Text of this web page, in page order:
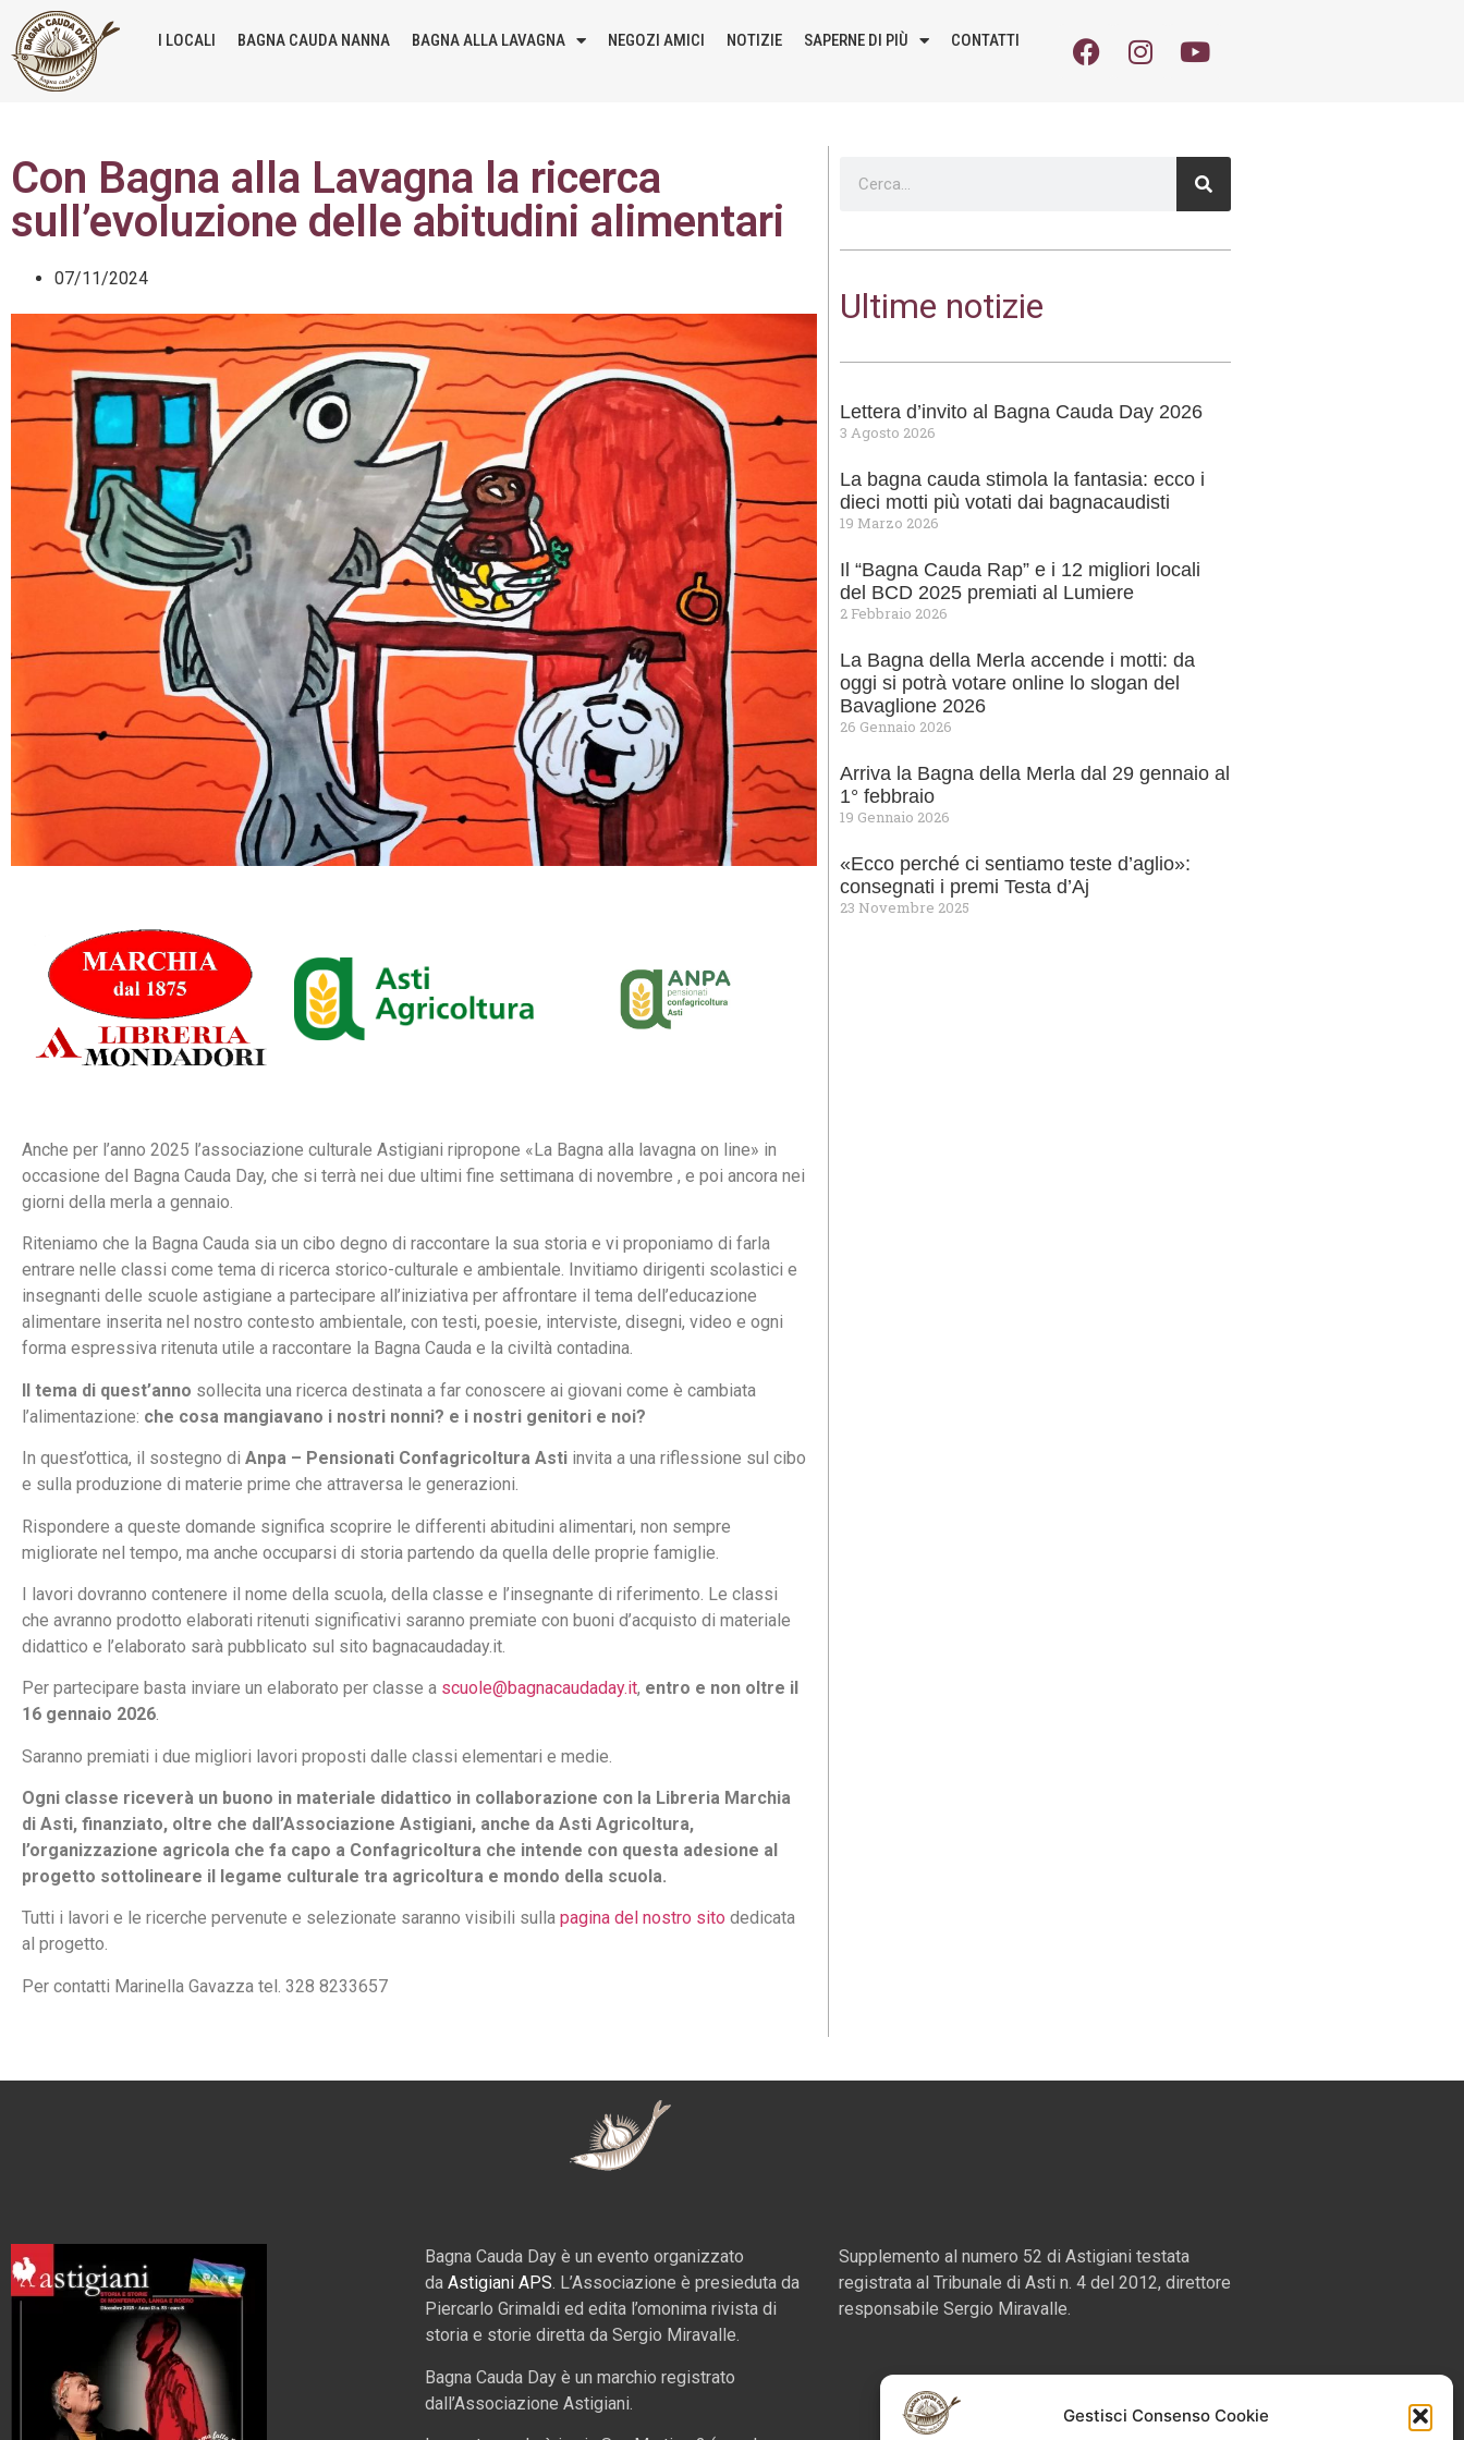
Gestisci Consenso Cookie
I LOCALI BAGNA CAUDA NANNA BAGNA ALLA LAVAGNA NEGOZI AMICI NOTIZIE SAPERNE DI PIÙ CONTATTI
Con Bagna alla Lavagna la ricerca
sull’evoluzione delle abitudini alimentari
07/11/2024
Anche per l’anno 2025 l’associazione culturale Astigiani ripropone «La Bagna alla lavagna on line» in
occasione del Bagna Cauda Day, che si terrà nei due ultimi fine settimana di novembre , e poi ancora nei
giorni della merla a gennaio.
Riteniamo che la Bagna Cauda sia un cibo degno di raccontare la sua storia e vi proponiamo di farla
entrare nelle classi come tema di ricerca storico-culturale e ambientale. Invitiamo dirigenti scolastici e
insegnanti delle scuole astigiane a partecipare all’iniziativa per affrontare il tema dell’educazione
alimentare inserita nel nostro contesto ambientale, con testi, poesie, interviste, disegni, video e ogni
forma espressiva ritenuta utile a raccontare la Bagna Cauda e la civiltà contadina.
Il tema di quest’anno sollecita una ricerca destinata a far conoscere ai giovani come è cambiata
l’alimentazione: che cosa mangiavano i nostri nonni? e i nostri genitori e noi?
In quest’ottica, il sostegno di Anpa – Pensionati Confagricoltura Asti invita a una riflessione sul cibo
e sulla produzione di materie prime che attraversa le generazioni.
Rispondere a queste domande significa scoprire le differenti abitudini alimentari, non sempre
migliorate nel tempo, ma anche occuparsi di storia partendo da quella delle proprie famiglie.
I lavori dovranno contenere il nome della scuola, della classe e l’insegnante di riferimento. Le classi
che avranno prodotto elaborati ritenuti significativi saranno premiate con buoni d’acquisto di materiale
didattico e l’elaborato sarà pubblicato sul sito bagnacaudaday.it.
Per partecipare basta inviare un elaborato per classe a scuole@bagnacaudaday.it, entro e non oltre il
16 gennaio 2026.
Saranno premiati i due migliori lavori proposti dalle classi elementari e medie.
Ogni classe riceverà un buono in materiale didattico in collaborazione con la Libreria Marchia
di Asti, finanziato, oltre che dall’Associazione Astigiani, anche da Asti Agricoltura,
l’organizzazione agricola che fa capo a Confagricoltura che intende con questa adesione al
progetto sottolineare il legame culturale tra agricoltura e mondo della scuola.
Tutti i lavori e le ricerche pervenute e selezionate saranno visibili sulla pagina del nostro sito dedicata
al progetto.
Per contatti Marinella Gavazza tel. 328 8233657
Ultime notizie
Lettera d’invito al Bagna Cauda Day 2026
3 Agosto 2026
La bagna cauda stimola la fantasia: ecco i
dieci motti più votati dai bagnacaudisti
19 Marzo 2026
Il “Bagna Cauda Rap” e i 12 migliori locali
del BCD 2025 premiati al Lumiere
2 Febbraio 2026
La Bagna della Merla accende i motti: da
oggi si potrà votare online lo slogan del
Bavaglione 2026
26 Gennaio 2026
Arriva la Bagna della Merla dal 29 gennaio al
1° febbraio
19 Gennaio 2026
«Ecco perché ci sentiamo teste d’aglio»:
consegnati i premi Testa d’Aj
23 Novembre 2025
Bagna Cauda Day è un evento organizzato
da Astigiani APS. L’Associazione è presieduta da
Piercarlo Grimaldi ed edita l’omonima rivista di
storia e storie diretta da Sergio Miravalle.
Bagna Cauda Day è un marchio registrato
dall’Associazione Astigiani.
Supplemento al numero 52 di Astigiani testata
registrata al Tribunale di Asti n. 4 del 2012, direttore
responsabile Sergio Miravalle.